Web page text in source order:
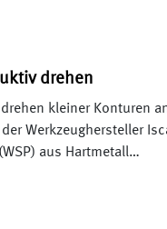
drehen
kleiner Konturen
Werkzeughersteller
aus Hartmetall…